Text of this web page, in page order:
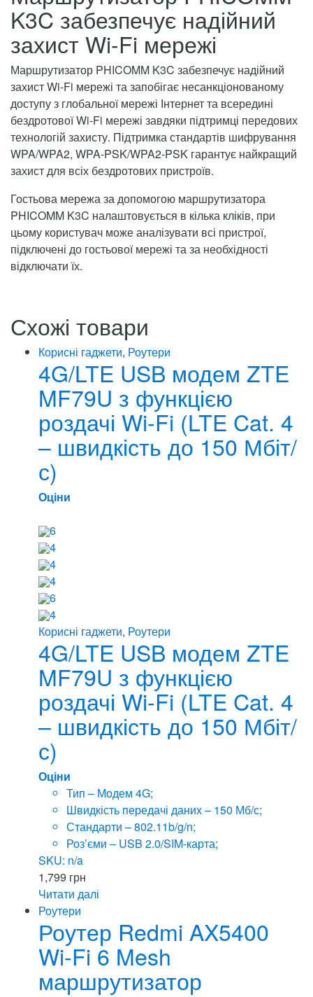
K3C забезпечує надійний
захист Wi-Fi мережі
Маршрутизатор PHICOMM K3C забезпечує надійний
захист Wi-Fi мережі та запобігає несанкціонованому
доступу з глобальної мережі Інтернет та всередині
бездротової Wi-Fi мережі завдяки підтримці передових
технологій захисту. Підтримка стандартів шифрування
WPA/WPA2, WPA-PSK/WPA2-PSK гарантує найкращий
захист для всіх бездротових пристроїв.
Гостьова мережа за допомогою маршрутизатора
PHICOMM K3C налаштовується в кілька кліків, при
цьому користувач може аналізувати всі пристрої,
підключені до гостьової мережі та за необхідності
відключати їх.
Схожі товари
Корисні гаджети, Роутери
4G/LTE USB модем ZTE
MF79U з функцією
роздачі Wi-Fi (LTE Cat. 4
– швидкість до 150 Мбіт/
с)
Оціни
6
4
4
4
6
4
Корисні гаджети, Роутери
4G/LTE USB модем ZTE
MF79U з функцією
роздачі Wi-Fi (LTE Cat. 4
– швидкість до 150 Мбіт/
с)
Оціни
Тип – Модем 4G;
Швидкість передачі даних – 150 Мб/с;
Стандарти – 802.11b/g/n;
Роз’єми – USB 2.0/SIM-карта;
SKU: n/a
1,799 грн
Читати далі
Роутери
Роутер Redmi AX5400
Wi-Fi 6 Mesh
маршрутизатор